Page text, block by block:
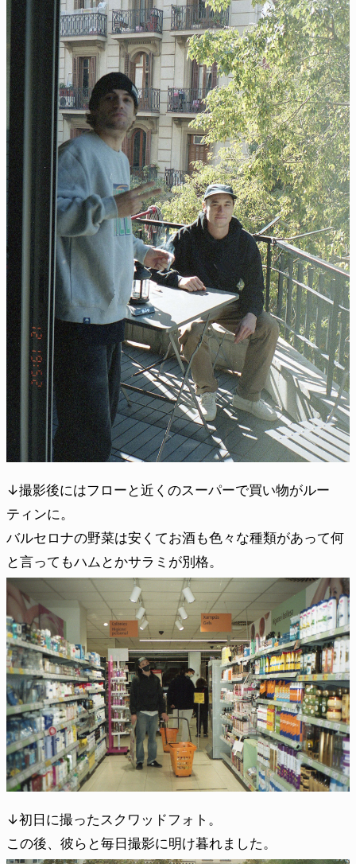
↓撮影後にはフローと近くのスーパーで買い物がルー
ティンに。
バルセロナの野菜は安くてお酒も色々な種類があって何
と言ってもハムとかサラミが別格。
↓初日に撮ったスクワッドフォト。
この後、彼らと毎日撮影に明け暮れました。